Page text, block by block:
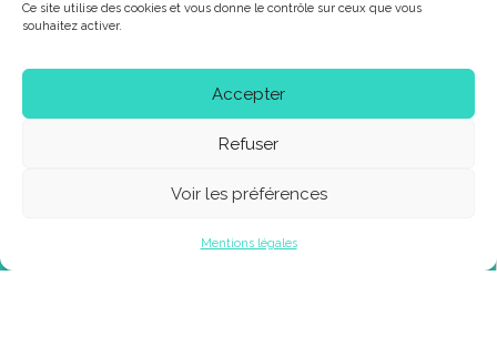
Ce site utilise des cookies et vous donne le contrôle sur ceux que vous
souhaitez activer.
Accepter
Refuser
Voir les préférences
Mentions légales
38 rue de la haute borne 77500 chelles
01.60.93.04.70
bénéficient du soutien du Conseil Départemental de Seine-et-Marne et